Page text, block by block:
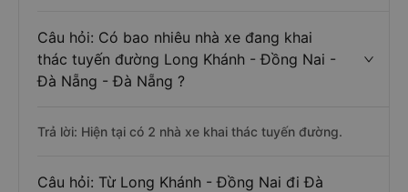
Câu hỏi: Có bao nhiêu nhà xe đang khai
thác tuyến đường Long Khánh - Đồng Nai -
Đà Nẵng - Đà Nẵng ?
Trả lời: Hiện tại có 2 nhà xe khai thác tuyến đường.
Câu hỏi: Từ Long Khánh - Đồng Nai đi Đà